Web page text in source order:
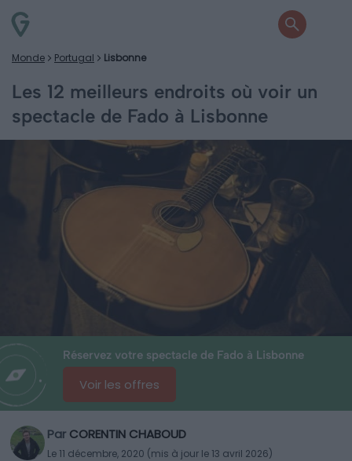
Monde Portugal Lisbonne
Les 12 meilleurs endroits où voir un
spectacle de Fado à Lisbonne
Réservez votre spectacle de Fado à Lisbonne
Voir les offres
Par CORENTIN CHABOUD
Le 11 décembre, 2020 (mis à jour le 13 avril 2026)